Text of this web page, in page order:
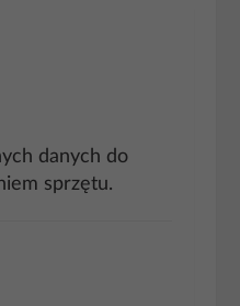
danych do
sprzętu.